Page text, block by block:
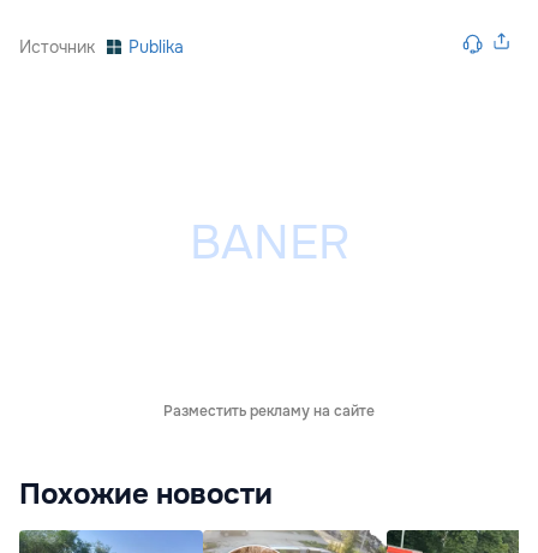
Источник Publika
Разместить рекламу на сайте
Похожие новости